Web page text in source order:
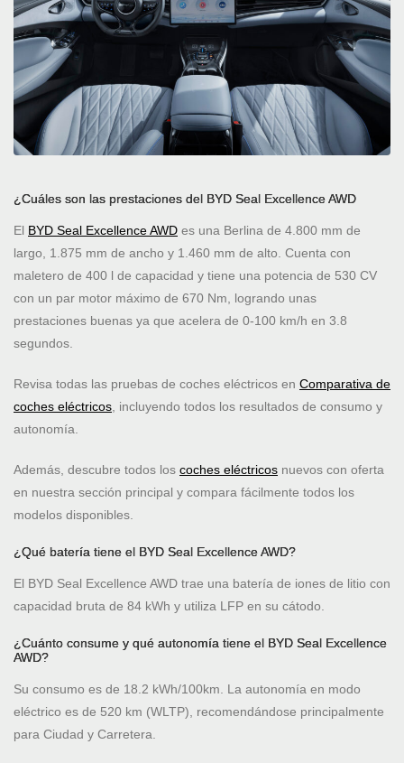
¿Cuáles son las prestaciones del BYD Seal Excellence AWD
El BYD Seal Excellence AWD es una Berlina de 4.800 mm de
largo, 1.875 mm de ancho y 1.460 mm de alto. Cuenta con
maletero de 400 l de capacidad y tiene una potencia de 530 CV
con un par motor máximo de 670 Nm, logrando unas
prestaciones buenas ya que acelera de 0-100 km/h en 3.8
segundos.
Revisa todas las pruebas de coches eléctricos en Comparativa de
coches eléctricos, incluyendo todos los resultados de consumo y
autonomía.
Además, descubre todos los coches eléctricos nuevos con oferta
en nuestra sección principal y compara fácilmente todos los
modelos disponibles.
¿Qué batería tiene el BYD Seal Excellence AWD?
El BYD Seal Excellence AWD trae una batería de iones de litio con
capacidad bruta de 84 kWh y utiliza LFP en su cátodo.
¿Cuánto consume y qué autonomía tiene el BYD Seal Excellence
AWD?
Su consumo es de 18.2 kWh/100km. La autonomía en modo
eléctrico es de 520 km (WLTP), recomendándose principalmente
para Ciudad y Carretera.